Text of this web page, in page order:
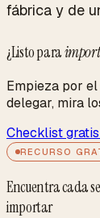
fábrica y de
¿Listo para
Empieza por
delegar, mira
Checklist
RECURSO
Encuentra cada
importar